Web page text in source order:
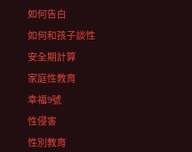
如何告白
如何和孩子談性
安全期計算
家庭性教育
幸福9號
性侵害
性別教育